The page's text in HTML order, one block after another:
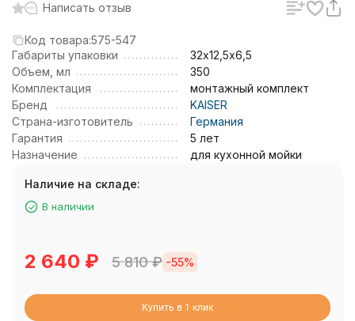
Написать отзыв
Код товара:575-547
Габариты упаковки
32х12,5х6,5
Объем, мл
350
Комплектация
монтажный комплект
Бренд
KAISER
Страна-изготовитель
Германия
Гарантия
5 лет
Назначение
для кухонной мойки
Наличие на складе:
В наличии
2 640 ₽ 5 810₽ -55%
Купить в 1 клик